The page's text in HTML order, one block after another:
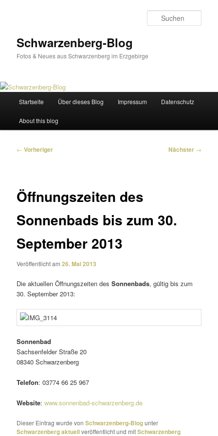
Schwarzenberg-Blog
Fotos & Neues aus Schwarzenberg im Erzgebirge
Startseite Über dieses Blog Impressum Datenschutz
About this blog
Beitragsnavigation
← Vorheriger Nächster →
Öffnungszeiten des
Sonnenbads bis zum 30.
September 2013
Veröffentlicht am26. Mai 2013
Die aktu­ellen Öffnungszeiten desSonnenbads, gültig bis zum
30. September 2013:
Sonnenbad
Sachsenfelder Straße 20
08340 Schwarzenberg
Telefon: 03774 66 25 967
Website:www.sonnenbad-schwarzenberg.de
Dieser Eintrag wurde vonSchwarzenberg-Blogunter
Schwarzenberg aktuellveröffentlicht und mitSchwarzenberg